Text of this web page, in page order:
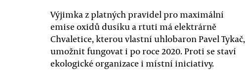
Výjimka z platných pravidel pro maximální
emise oxidů dusíku a rtuti má elektrárně
Chvaletice, kterou vlastní uhlobaron Pavel Tykač,
umožnit fungovat i po roce 2020. Proti se staví
ekologické organizace i místní iniciativy.